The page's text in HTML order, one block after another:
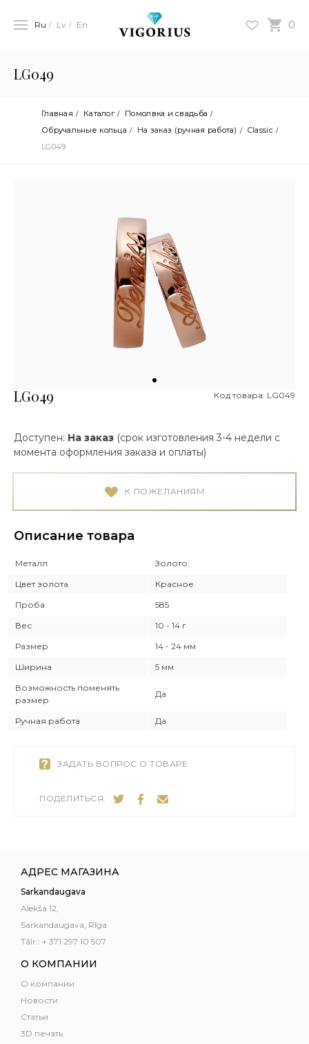
0
Ru Lv En
LG049
Главная Каталог
Помолвка и свадьба
Обручальные кольца
На заказ (ручная работа)
Classic
LG049
LG049 Код товара: LG049
Доступен: На заказ (срок изготовления 3-4 недели с
момента оформления заказа и оплаты)
К ПОЖЕЛАНИЯМ
Описание товара
Металл
Золото
Цвет золота
Красное
Проба
585
Вес
10 - 14 г
Размер
14 - 24 мм
Ширина
5 мм
Возможность поменять
размер
Да
Ручная работа Да
ЗАДАТЬ ВОПРОС О ТОВАРЕ
ПОДЕЛИТЬСЯ:
АДРЕС МАГАЗИНА
Sarkandaugava
Alekša 12,
Sarkandaugava, Rīga
Tālr.: + 371 297 10 507
О КОМПАНИИ
О компании
Новости
Статьи
3D печать